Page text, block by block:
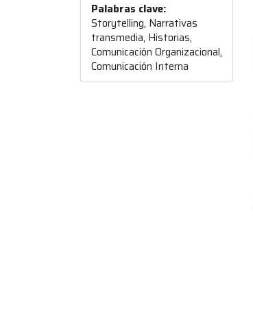
Palabras clave:
Storytelling, Narrativas
transmedia, Historias,
Comunicación Organizacional,
Comunicación Interna